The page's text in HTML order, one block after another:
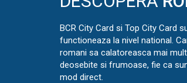
BCR City Card si Top City Card
functioneaza la nivel national.
romani sa calatoreasca mai
deosebite si frumoase, fie ca
mod direct.